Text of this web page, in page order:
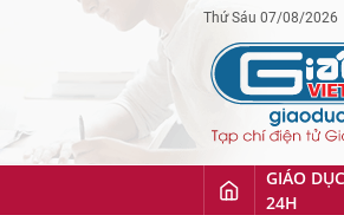
Thứ Sáu 07/08/2026
GIÁO DỤC
24H